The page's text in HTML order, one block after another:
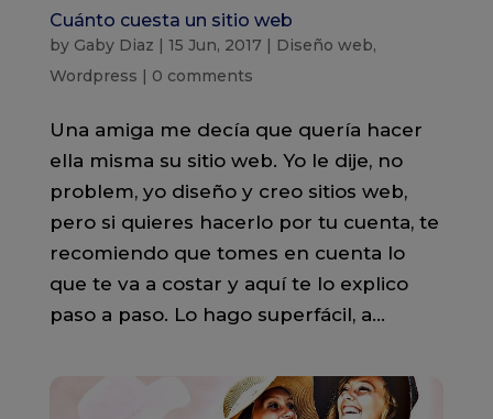
Cuánto cuesta un sitio web
by Gaby Diaz | 15 Jun, 2017 | Diseño web,
Wordpress | 0 comments
Una amiga me decía que quería hacer
ella misma su sitio web. Yo le dije, no
problem, yo diseño y creo sitios web,
pero si quieres hacerlo por tu cuenta, te
recomiendo que tomes en cuenta lo
que te va a costar y aquí te lo explico
paso a paso. Lo hago superfácil, a...